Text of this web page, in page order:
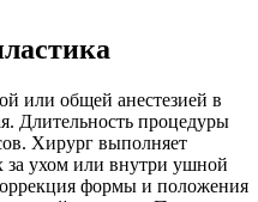
или общей анестезией в
Длительность процедуры
Хирург выполняет
за ухом или внутри ушной
формы и положения